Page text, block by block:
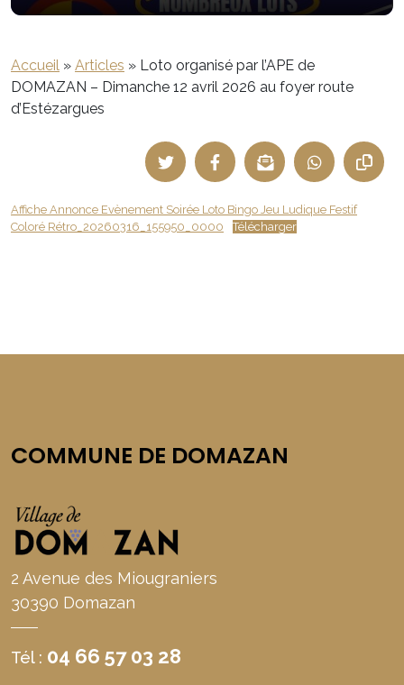
Accueil » Articles » Loto organisé par l’APE de
DOMAZAN – Dimanche 12 avril 2026 au foyer route
d’Estézargues
Affiche Annonce Evènement Soirée Loto Bingo Jeu Ludique Festif
Coloré Rétro_20260316_155950_0000
Télécharger
COMMUNE DE DOMAZAN
2 Avenue des Miougraniers
30390 Domazan
Tél : 04 66 57 03 28